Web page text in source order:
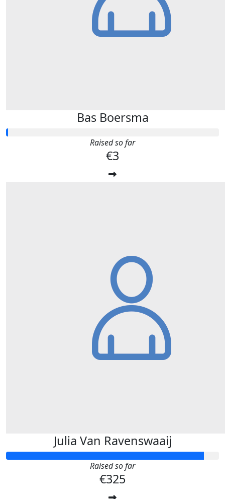
Bas Boersma
Raised so far
€3
Julia Van Ravenswaaij
Raised so far
€325